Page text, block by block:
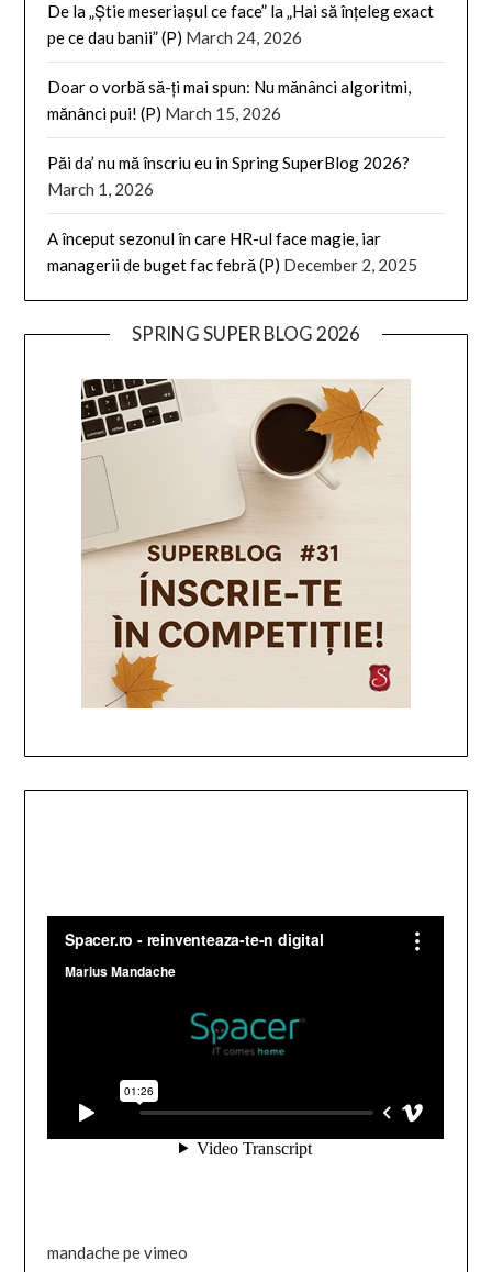
De la „Știe meseriașul ce face” la „Hai să înțeleg exact
pe ce dau banii” (P) March 24, 2026
Doar o vorbă să-ți mai spun: Nu mănânci algoritmi,
mănânci pui! (P) March 15, 2026
Păi da’ nu mă înscriu eu in Spring SuperBlog 2026?
March 1, 2026
A început sezonul în care HR-ul face magie, iar
managerii de buget fac febră (P) December 2, 2025
SPRING SUPER BLOG 2026
mandache pe vimeo